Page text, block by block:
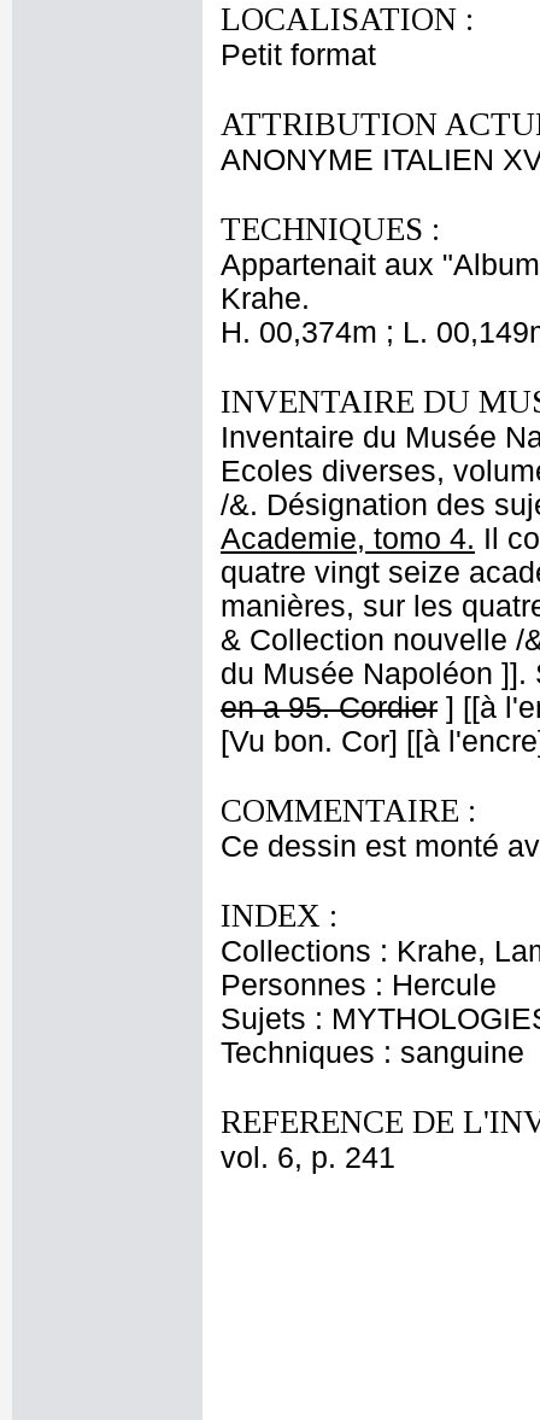
LOCALISATION :
Petit format
ATTRIBUTION
ANONYME ITALIEN
TECHNIQUES :
Appartenait aux
Krahe.
H. 00,374m ; L.
INVENTAIRE DU
Inventaire du Musée
Ecoles diverses,
/&. Désignation des
Academie, tomo 4. Il
quatre vingt seize
manières, sur les
& Collection nouvelle /
du Musée Napoléon
en a 95. Cordier ] [[à
[Vu bon. Cor] [[à
COMMENTAIRE :
Ce dessin est monté
INDEX :
Collections : Krahe,
Personnes : Hercule
Sujets :
Techniques : sanguine
REFERENCE DE
vol. 6, p. 241